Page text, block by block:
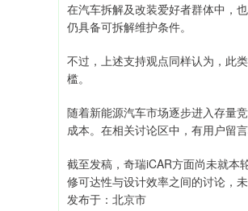
在汽车拆解及改装爱好者群体中，
仍具备可拆解维护条件。
不过，上述支持观点同样认为，此
槛。
随着新能源汽车市场逐步进入存量
成本。在相关讨论区中，有用户留
截至发稿，奇瑞iCAR方面尚未就本
修可达性与设计效率之间的讨论，
发布于：北京市